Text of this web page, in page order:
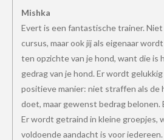
Mishka
Evert is een fantastische trainer.
cursus, maar ook jij als eigenaar
ten opzichte van je hond, want die is
gedrag van je hond. Er wordt
positieve manier: niet straffen als de
doet, maar gewenst bedrag belonen.
Er wordt getraind in kleine groepjes,
voldoende aandacht is voor